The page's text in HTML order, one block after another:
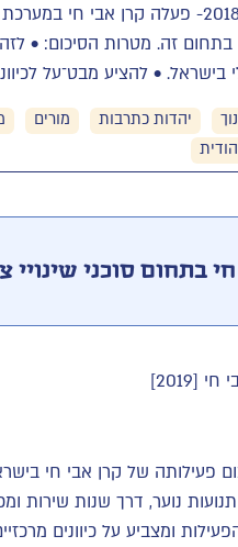
בין השנים 1993 ו 2018- פעלה
זה. מטרות הסיכום: •
בישראל. • להציע מבט־על
יהדות כתרבות מורים
בתחום סוכני שינויי
[2019]
פעילותה של קרן אבי חי
נוער, דרך שנות שירות
ומצביע על כיוונים